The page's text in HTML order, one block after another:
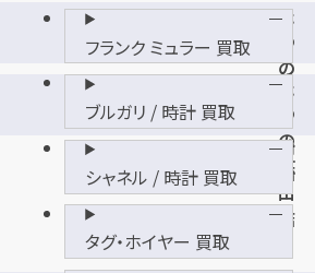
た
つ
の
東
觜
崎
店
た
つ
の
広
山
店
フランク ミュラー 買取
ブルガリ / 時計 買取
シャネル / 時計 買取
タグ・ホイヤー 買取